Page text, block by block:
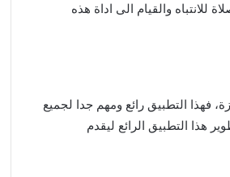
والقيام الى اداة هذه
فهذا التطبيق رائع ومهم جدا لجميع
هذا التطبيق الرائع ليقدم